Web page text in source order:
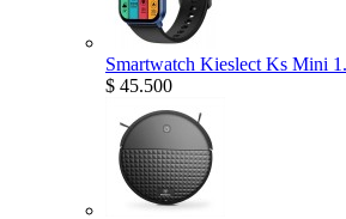
Smartwatch Kieslect Ks Mini
$ 45.500